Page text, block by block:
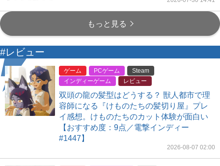
もっと見る
#レビュー
ゲーム PCゲーム
Steam
インディーゲーム
レビュー
双頭の龍の髪型はどうする？ 獣人都市で理
容師になる『けものたちの髪切り屋』プレ
イ感想。けものたちのカット体験が面白い
【おすすめ度：9点／電撃インディー
#1447】
2026-08-07 02:00